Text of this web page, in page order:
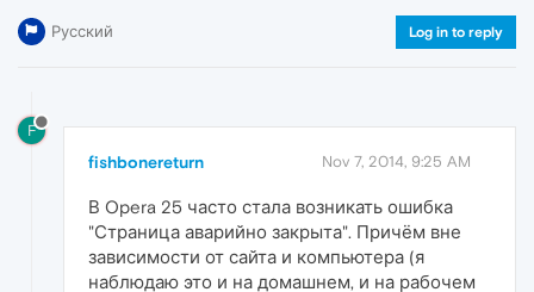
Русский Log in to reply
F
fishbonereturn Nov 7, 2014, 9:25 AM
В Opera 25 часто стала возникать ошибка
"Страница аварийно закрыта". Причём вне
зависимости от сайта и компьютера (я
наблюдаю это и на домашнем, и на рабочем